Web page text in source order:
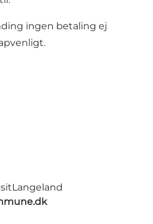
ingen betaling ej